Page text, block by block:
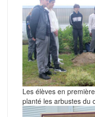
Les élèves en
planté les arbustes du